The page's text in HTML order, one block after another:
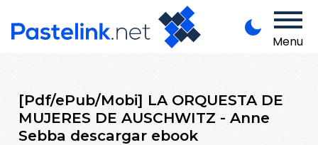
Menu
[Pdf/ePub/Mobi] LA ORQUESTA DE
MUJERES DE AUSCHWITZ - Anne
Sebba descargar ebook